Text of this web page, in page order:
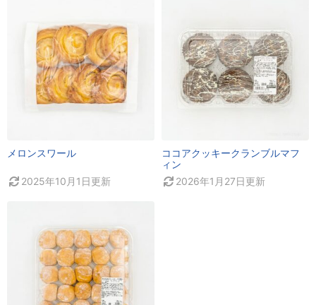
メロンスワール
2025年10月1日更新
ココアクッキークランブルマフ
ィン
2026年1月27日更新